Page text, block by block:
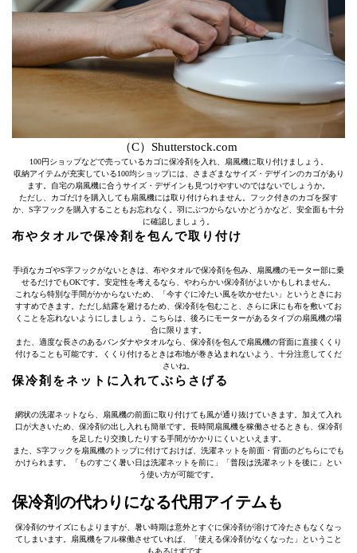
（C）Shutterstock.com
100円ショップなどで売っているカゴに保冷剤を入れ、扇風機に取り付けましょう。
収納アイテムが充実している100均ショップには、さまざまなサイズ・デザインのカゴがあり
ます。自宅の扇風機に合うサイズ・デザインも見つけやすいのではないでしょうか。
ただし、カゴだけを購入しても扇風機には取り付けられません。フック付きのカゴを探す
か、S字フックを購入することもお忘れなく。羽にぶつからないかどうかなど、安全面も十分
に確認しましょう。
布やタオルで保冷剤を包んで取り付け
手頃なカゴやS字フックがないときは、布やタオルで保冷剤を包み、扇風機のモーター部に乗
せるだけでもOKです。安定性を考えるなら、やわらかい保冷剤がよいかもしれません。
これなら特別な手間がかからないため、「今すぐに冷たい風を吹かせたい」というときにお
すすめできます。ただし結露を避けるため、保冷剤を包むこと、さらに床にも布を敷いてお
くことを忘れないようにしましょう。こちらは、後ろにモーターがあるタイプの扇風機の場
合に限ります。
また、適度な長さのあるバンダナやタオルなら、保冷剤を包んで扇風機の背面に直接くくり
付けることも可能です。くくり付けるときは布地が巻き込まれないよう、十分注意してくだ
さいね。
保冷剤をネットに入れてぶらさげる
網状の洗濯ネットなら、扇風機の前面に取り付けても風が通り抜けていきます。加えて入れ
口が大きいため、保冷剤の出し入れも簡単です。長時間扇風機を稼働させるときも、保冷剤
を足したり交換したりする手間がかかりにくいといえます。
また、S字フックを扇風機のトップに付けておけば、洗濯ネットを前面・背面のどちらにでも
かけられます。「ものすごく暑い日は洗濯ネットを前に」「普段は洗濯ネットを後に」とい
う使い方が可能です。
保冷剤の代わりになる代用アイテムも
保冷剤のサイズにもよりますが、暑い時期は意外とすぐに保冷剤が溶けて冷たさもなくなっ
てしまいます。扇風機をフル稼働させていれば、「使える保冷剤がなくなった」ということ
もあるはずです。